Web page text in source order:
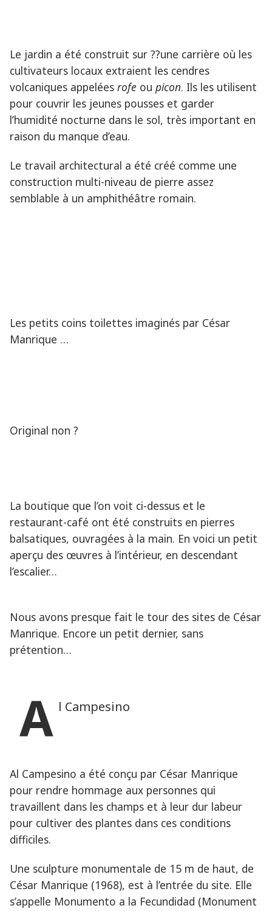
Le jardin a été construit sur ??une carrière où les
cultivateurs locaux extraient les cendres
volcaniques appelées rofe ou picon. Ils les utilisent
pour couvrir les jeunes pousses et garder
l’humidité nocturne dans le sol, très important en
raison du manque d’eau.
Le travail architectural a été créé comme une
construction multi-niveau de pierre assez
semblable à un amphithéâtre romain.
Les petits coins toilettes imaginés par César
Manrique …
Original non ?
La boutique que l’on voit ci-dessus et le
restaurant-café ont été construits en pierres
balsatiques, ouvragées à la main. En voici un petit
aperçu des œuvres à l’intérieur, en descendant
l’escalier…
Nous avons presque fait le tour des sites de César
Manrique. Encore un petit dernier, sans
prétention…
A l Campesino
Al Campesino a été conçu par César Manrique
pour rendre hommage aux personnes qui
travaillent dans les champs et à leur dur labeur
pour cultiver des plantes dans ces conditions
difficiles.
Une sculpture monumentale de 15 m de haut, de
César Manrique (1968), est à l’entrée du site. Elle
s’appelle Monumento a la Fecundidad (Monument